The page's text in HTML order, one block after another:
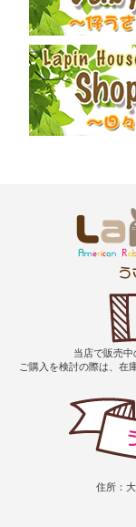
当店で販売中
ご購入を検討の際は、在
住所：